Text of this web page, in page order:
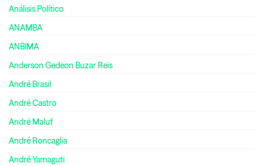
Análisis Político
ANAMBA
ANBIMA
Anderson Gedeon Buzar Reis
André Brasil
André Castro
André Maluf
André Roncaglia
André Yamaguti